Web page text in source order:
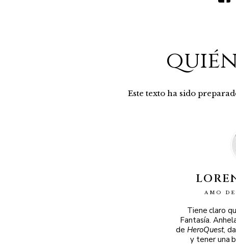
Este texto ha sido
AMO
Tiene claro
Fantasía.
de HeroQuest,
y tener una